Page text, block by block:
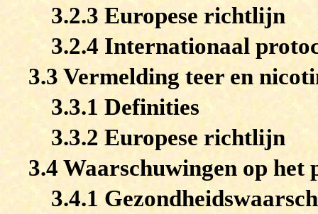
3.2.3 Europese richtlijn
3.2.4 Internationaal
3.3 Vermelding teer en
3.3.1 Definities
3.3.2 Europese richtlijn
3.4 Waarschuwingen op het
3.4.1